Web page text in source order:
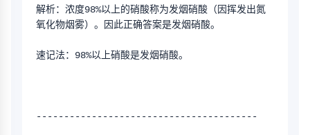
解析：浓度98%以上的硝酸称为发烟硝酸（因挥发出氮
氧化物烟雾）。因此正确答案是发烟硝酸。
速记法：98%以上硝酸是发烟硝酸。
----------------------------------------